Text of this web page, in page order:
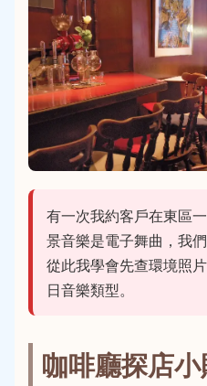
有一次我約客戶在東區
景音樂是電子舞曲，我
從此我學會先查環境照
日音樂類型。
咖啡廳探店